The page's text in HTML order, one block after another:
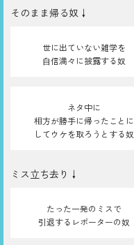
そのまま帰る奴↓
世に出ていない雑学を
⾃信満々に披露する奴
ネタ中に
相方が勝手に帰ったことに
してウケを取ろうとする奴
ミス立ち去り↓
たった一発のミスで
引退するレポーターの奴